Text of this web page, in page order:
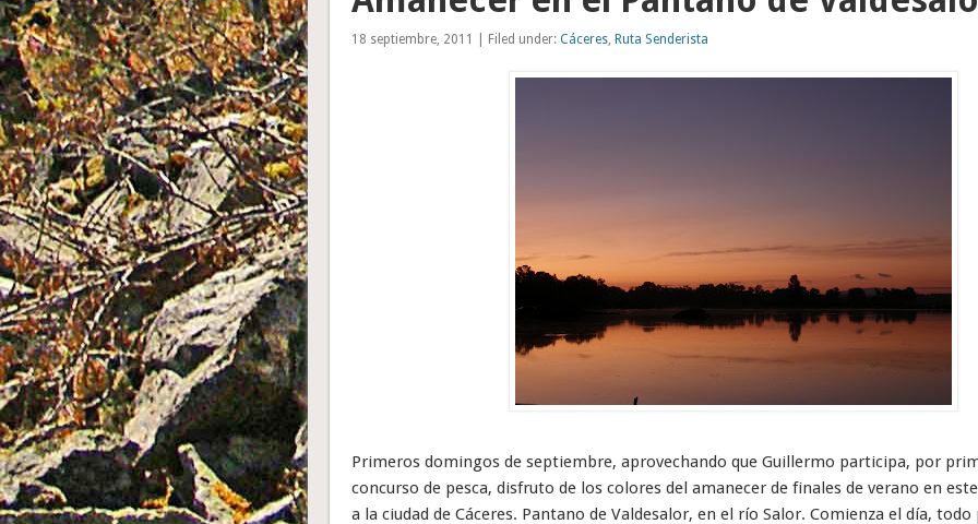
18 septiembre, 2011 | Filed under: Cáceres, Ruta Senderista
Primeros domingos de septiembre, aprovechando que Guillermo participa, por
concurso de pesca, disfruto de los colores del amanecer de finales de verano en
a la ciudad de Cáceres. Pantano de Valdesalor, en el río Salor. Comienza el día,